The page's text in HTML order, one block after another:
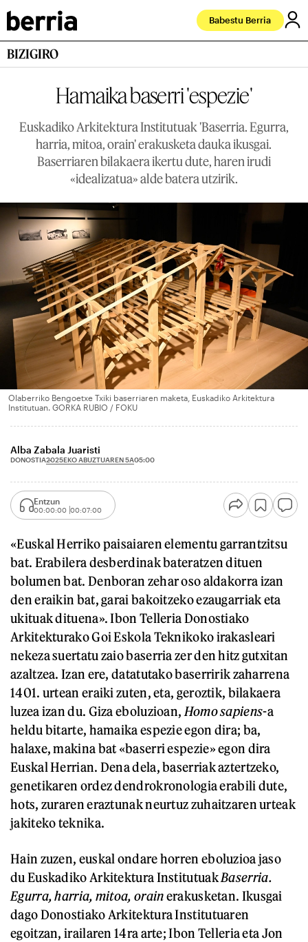
Babestu Berria
BIZIGIRO
Hamaika baserri 'espezie'
Euskadiko Arkitektura Institutuak 'Baserria. Egurra,
harria, mitoa, orain' erakusketa dauka ikusgai.
Baserriaren bilakaera ikertu dute, haren irudi
«idealizatua» alde batera utzirik.
Olaberriko Bengoetxe Txiki baserriaren maketa, Euskadiko Arkitektura
Institutuan. GORKA RUBIO / FOKU
Alba Zabala Juaristi
DONOSTIA2025EKO ABUZTUAREN 5A05:00
Entzun
00:00:00 00:07:00
«Euskal Herriko paisaiaren elementu garrantzitsu
bat. Erabilera desberdinak bateratzen dituen
bolumen bat. Denboran zehar oso aldakorra izan
den eraikin bat, garai bakoitzeko ezaugarriak eta
ukituak dituena». Ibon Telleria Donostiako
Arkitekturako Goi Eskola Teknikoko irakasleari
nekeza suertatu zaio baserria zer den hitz gutxitan
azaltzea. Izan ere, datatutako baserririk zaharrena
1401. urtean eraiki zuten, eta, geroztik, bilakaera
luzea izan du. Giza eboluzioan, Homo sapiens-a
heldu bitarte, hamaika espezie egon dira; ba,
halaxe, makina bat «baserri espezie» egon dira
Euskal Herrian. Dena dela, baserriak aztertzeko,
genetikaren ordez dendrokronologia erabili dute,
hots, zuraren eraztunak neurtuz zuhaitzaren urteak
jakiteko teknika.
Hain zuzen, euskal ondare horren eboluzioa jaso
du Euskadiko Arkitektura InstitutuakBaserria.
Egurra, harria, mitoa, orainerakusketan. Ikusgai
dago Donostiako Arkitektura Institutuaren
egoitzan, irailaren 14ra arte; Ibon Telleria eta Jon